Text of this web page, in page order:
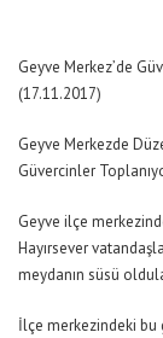
Geyve Merkez’de
(17.11.2017)
Geyve Merkezde
Güvercinler
Geyve ilçe
Hayırsever
meydanın süsü
İlçe merkezindeki bu